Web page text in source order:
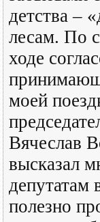
детства –
лесам. По
ходе
моей
Вячеслав
высказал
депутатам
полезно